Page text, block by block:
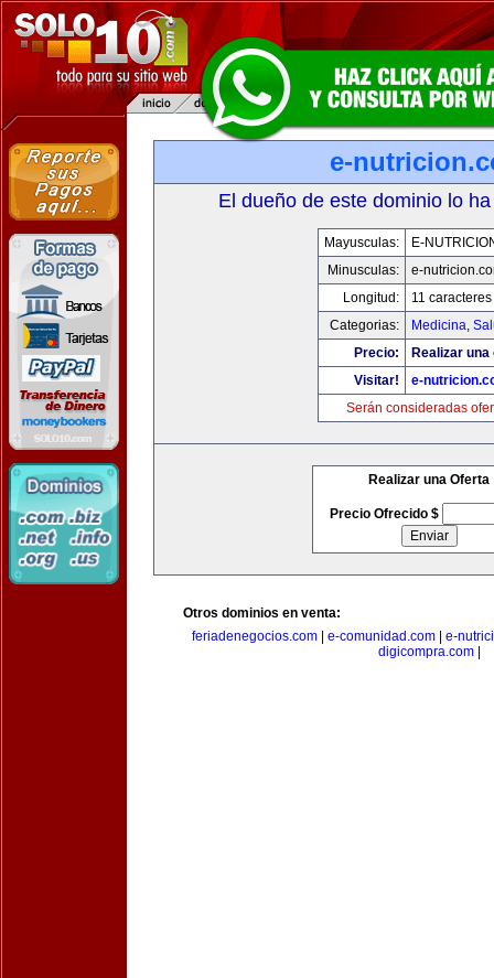
e-
El dueño de este dominio lo
Mayusculas:
E-
Minusculas:
e-
Longitud:
11 caracteres
Categorias:
Medicina,
Precio:
Realizar
Visitar!
e-
Serán consideradas
Realizar una Oferta
Precio Ofrecido $
Otros dominios en venta:
feriadenegocios.com| e-comunidad.com| e-
digicompra.com|